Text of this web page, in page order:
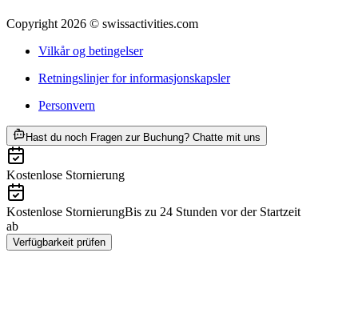
Copyright 2026 © swissactivities.com
Vilkår og betingelser
Retningslinjer for informasjonskapsler
Personvern
Hast du noch Fragen zur Buchung? Chatte mit uns
Kostenlose Stornierung
Kostenlose StornierungBis zu 24 Stunden vor der Startzeit
ab
Verfügbarkeit prüfen